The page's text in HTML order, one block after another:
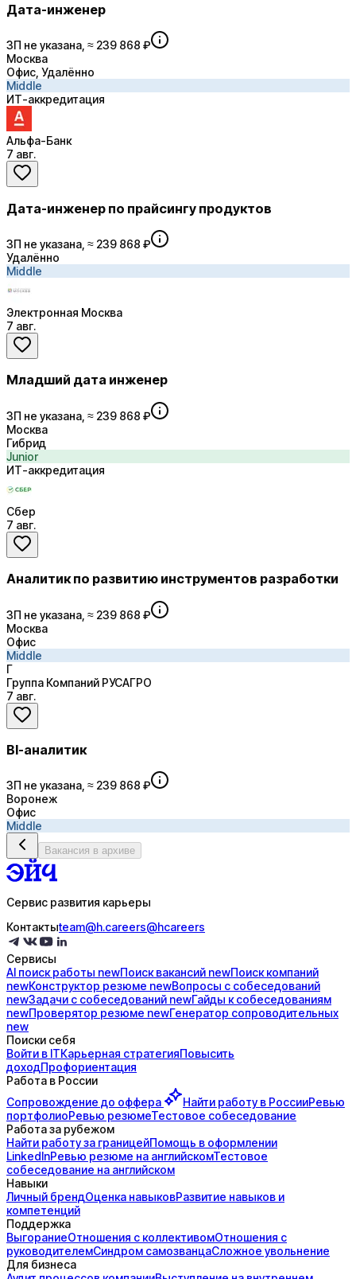
Дата-инженер
ЗП не указана, ≈ 239 868 ₽
Москва
Офис, Удалённо
Middle
ИТ-аккредитация
Альфа-Банк
7 авг.
Дата-инженер по прайсингу продуктов
ЗП не указана, ≈ 239 868 ₽
Удалённо
Middle
Электронная Москва
7 авг.
Младший дата инженер
ЗП не указана, ≈ 239 868 ₽
Москва
Гибрид
Junior
ИТ-аккредитация
Сбер
7 авг.
Аналитик по развитию инструментов разработки
ЗП не указана, ≈ 239 868 ₽
Москва
Офис
Middle
Г
Группа Компаний РУСАГРО
7 авг.
BI-аналитик
ЗП не указана, ≈ 239 868 ₽
Воронеж
Офис
Middle
Вакансия в архиве
Сервис развития карьеры
Контактыteam@h.careers@hcareers
Сервисы
AI поискработы newПоисквакансий newПоисккомпаний
newКонструктор резюме newВопросы с собеседований
newЗадачи с собеседований newГайды ксобеседованиям
newПроверятор резюме newГенератор сопроводительных
new
Поиски себя
Войти в ITКарьерная стратегияПовысить
доходПрофориентация
Работа в России
Сопровождение до оффера Найти работу в РоссииРевью
портфолиоРевью резюмеТестовое собеседование
Работа за рубежом
Найти работу за границейПомощь в оформлении
LinkedInРевью резюме на английскомТестовое
собеседование на английском
Навыки
Личный брендОценка навыковРазвитие навыков и
компетенций
Поддержка
ВыгораниеОтношения с коллективомОтношения с
руководителемСиндром самозванцаСложное увольнение
Для бизнеса